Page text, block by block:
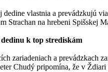
vlastnia a prevádzkujú
Strachan na hrebeni Spišskej
k top strediskám
zariadeniach a prevádzkach
Chudý pripomína, že v